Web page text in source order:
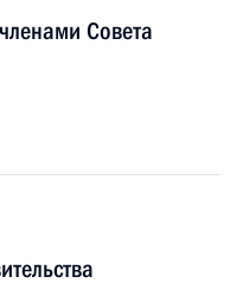
Совета